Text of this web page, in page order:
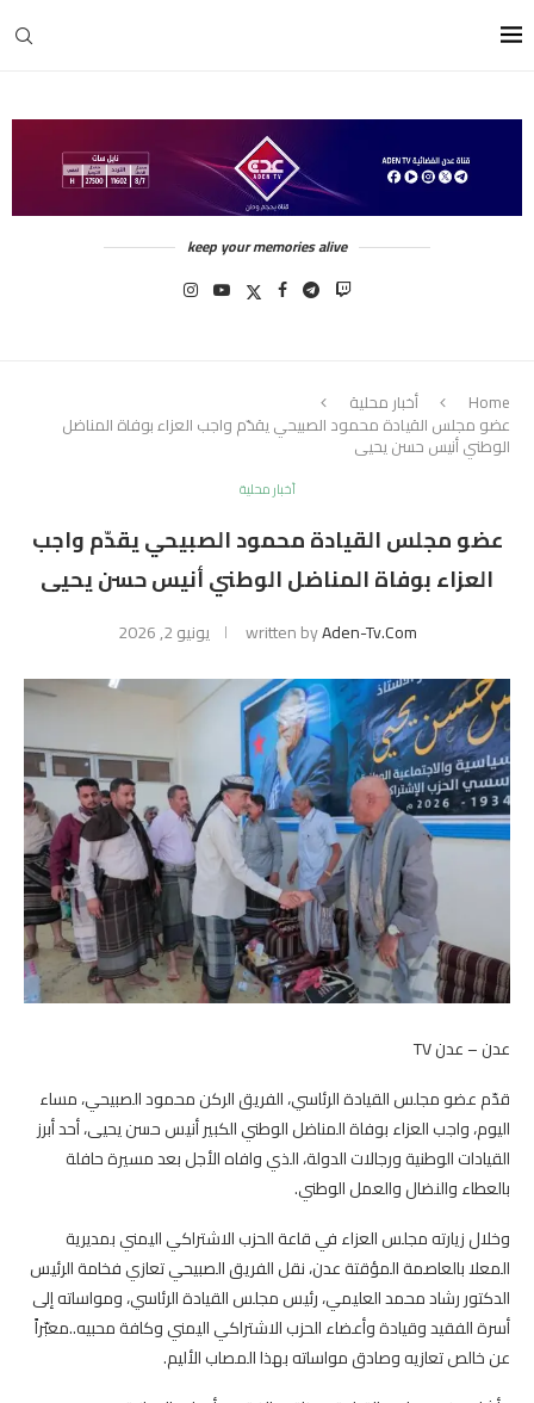
keep your memories alive
Home أخبار محلية
عضو مجلس القيادة محمود الصبيحي يقدّم واجب العزاء بوفاة المناضل
الوطني أنيس حسن يحيى
أخبار محلية
عضو مجلس القيادة محمود الصبيحي يقدّم واجب
العزاء بوفاة المناضل الوطني أنيس حسن يحيى
written byAden-Tv.com يونيو 2, 2026
عدن – عدن TV
قدّم عضو مجلس القيادة الرئاسي، الفريق الركن محمود الصبيحي، مساء
اليوم، واجب العزاء بوفاة المناضل الوطني الكبير أنيس حسن يحيى، أحد أبرز
القيادات الوطنية ورجالات الدولة، الذي وافاه الأجل بعد مسيرة حافلة
بالعطاء والنضال والعمل الوطني.
وخلال زيارته مجلس العزاء في قاعة الحزب الاشتراكي اليمني بمديرية
المعلا بالعاصمة المؤقتة عدن، نقل الفريق الصبيحي تعازي فخامة الرئيس
الدكتور رشاد محمد العليمي، رئيس مجلس القيادة الرئاسي، ومواساته إلى
أسرة الفقيد وقيادة وأعضاء الحزب الاشتراكي اليمني وكافة محبيه..معبّراً
عن خالص تعازيه وصادق مواساته بهذا المصاب الأليم.